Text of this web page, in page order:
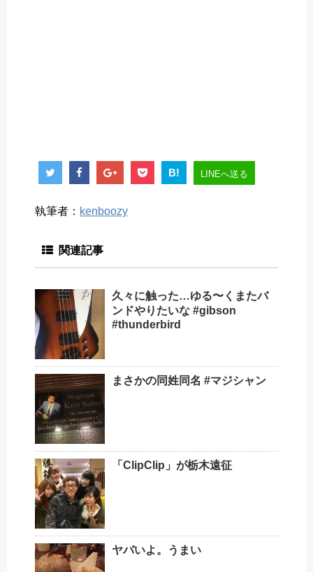
B! LINEへ送る
執筆者： kenboozy
関連記事
久々に触った…ゆる〜くまたバ
ンドやりたいな #gibson
#thunderbird
まさかの同姓同名 #マジシャン
「Clip︎Clip」が栃木遠征
ヤバいよ。うまい